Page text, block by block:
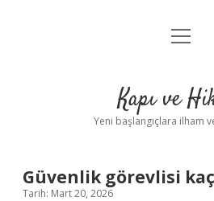
Anasayfa
Yasal Uyarı
menüyü
Kapı ve
Yeni başlangıçlara ilham
Güvenlik görevlisi kaç
Tarih: Mart 20, 2026